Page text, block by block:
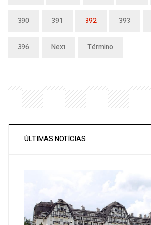
390 391 392 393
396 Next Término
ÚLTIMAS NOTÍCIAS